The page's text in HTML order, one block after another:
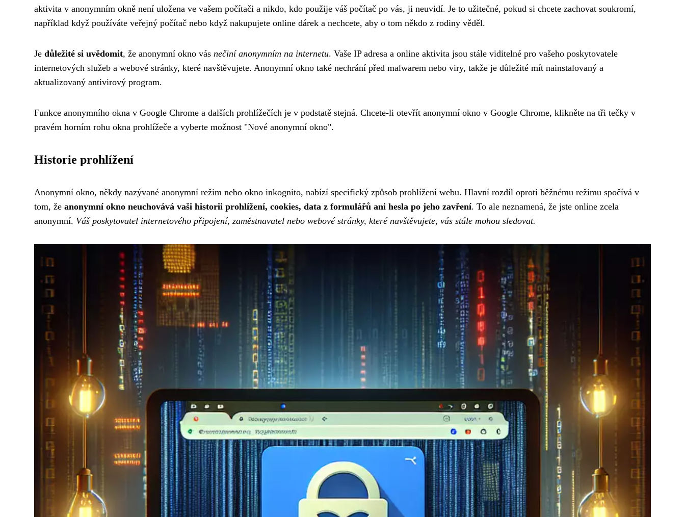
aktivita v anonymním okně není uložena ve vašem počítači a nikdo, kdo použije váš počítač po vás, ji neuvidí. Je to užitečné, pokud si chcete zachovat soukromí,
například když používáte veřejný počítač nebo když nakupujete online dárek a nechcete, aby o tom někdo z rodiny věděl.
Je důležité si uvědomit, že anonymní okno vás nečiní anonymním na internetu. Vaše IP adresa a online aktivita jsou stále viditelné pro vašeho poskytovatele
internetových služeb a webové stránky, které navštěvujete. Anonymní okno také nechrání před malwarem nebo viry, takže je důležité mít nainstalovaný a
aktualizovaný antivirový program.
Funkce anonymního okna v Google Chrome a dalších prohlížečích je v podstatě stejná. Chcete-li otevřít anonymní okno v Google Chrome, klikněte na tři tečky v
pravém horním rohu okna prohlížeče a vyberte možnost "Nové anonymní okno".
Historie prohlížení
Anonymní okno, někdy nazývané anonymní režim nebo okno inkognito, nabízí specifický způsob prohlížení webu. Hlavní rozdíl oproti běžnému režimu spočívá v
tom, že anonymní okno neuchovává vaši historii prohlížení, cookies, data z formulářů ani hesla po jeho zavření. To ale neznamená, že jste online zcela
anonymní. Váš poskytovatel internetového připojení, zaměstnavatel nebo webové stránky, které navštěvujete, vás stále mohou sledovat.